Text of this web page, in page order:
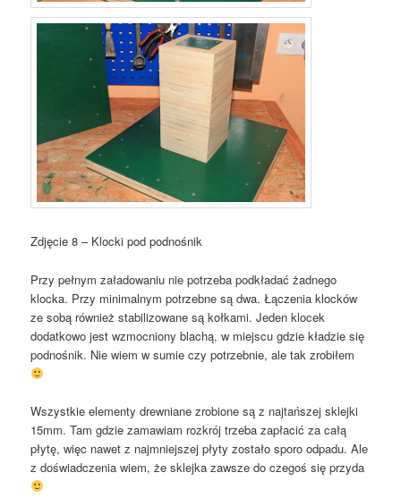
Zdjęcie 8 – Klocki pod podnośnik
Przy pełnym załadowaniu nie potrzeba podkładać żadnego
klocka. Przy minimalnym potrzebne są dwa. Łączenia klocków
ze sobą również stabilizowane są kołkami. Jeden klocek
dodatkowo jest wzmocniony blachą, w miejscu gdzie kładzie się
podnośnik. Nie wiem w sumie czy potrzebnie, ale tak zrobiłem
Wszystkie elementy drewniane zrobione są z najtańszej sklejki
15mm. Tam gdzie zamawiam rozkrój trzeba zapłacić za całą
płytę, więc nawet z najmniejszej płyty zostało sporo odpadu. Ale
z doświadczenia wiem, że sklejka zawsze do czegoś się przyda